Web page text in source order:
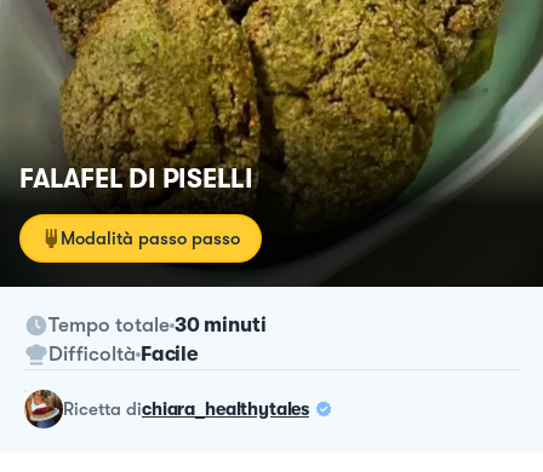
FALAFEL DI PISELLI
Modalità passo passo
Tempo totale 30 minuti
Difficoltà Facile
ricetta dichiara_healthytales